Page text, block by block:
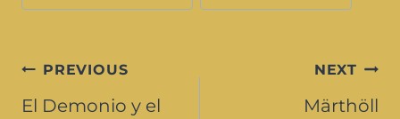
PREVIOUS
El Demonio y el
NEXT
Märthöll